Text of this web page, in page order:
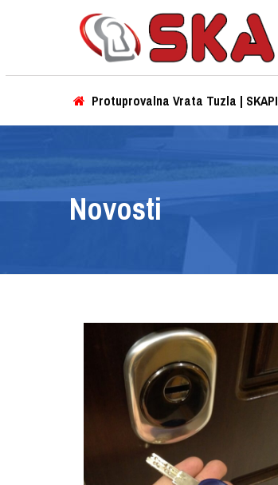
Protuprovalna Vrata Tuzla | SKAPI
Novosti